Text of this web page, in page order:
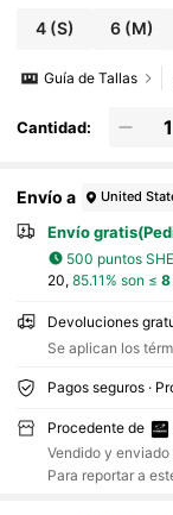
4 (S) 6 (M)
Guía de Tallas
Cantidad:
Envío a United
Envío
500 puntos
20, 85.11% son ≤ 8
Devoluciones
Se aplican los
Pagos seguros ·
Procedente de
Vendido y enviado
Para reportar a